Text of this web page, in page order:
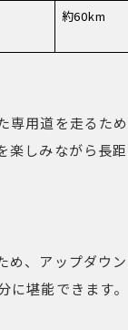
約60km
専用道を走るた
楽しみながら長
め、アップダウ
堪能できます。